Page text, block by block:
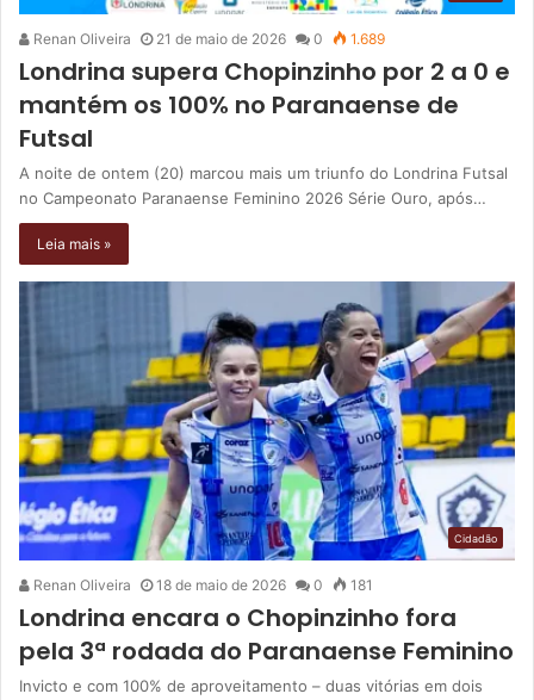
Renan Oliveira 21 de maio de 2026 0 1.689
Londrina supera Chopinzinho por 2 a 0 e
mantém os 100% no Paranaense de
Futsal
A noite de ontem (20) marcou mais um triunfo do Londrina Futsal
no Campeonato Paranaense Feminino 2026 Série Ouro, após…
Leia mais »
Cidadão
Renan Oliveira 18 de maio de 2026 0 181
Londrina encara o Chopinzinho fora
pela 3ª rodada do Paranaense Feminino
Invicto e com 100% de aproveitamento – duas vitórias em dois